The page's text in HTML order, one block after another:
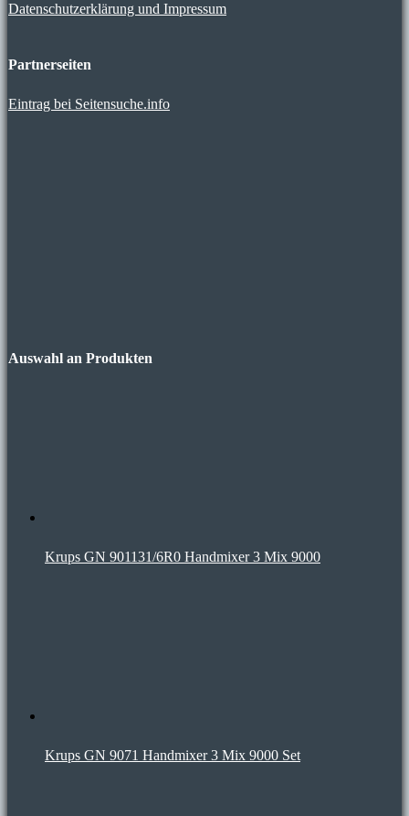
Datenschutzerklärung und Impressum
Partnerseiten
Eintrag bei Seitensuche.info
Auswahl an Produkten
Krups GN 901131/6R0 Handmixer 3 Mix 9000
Krups GN 9071 Handmixer 3 Mix 9000 Set